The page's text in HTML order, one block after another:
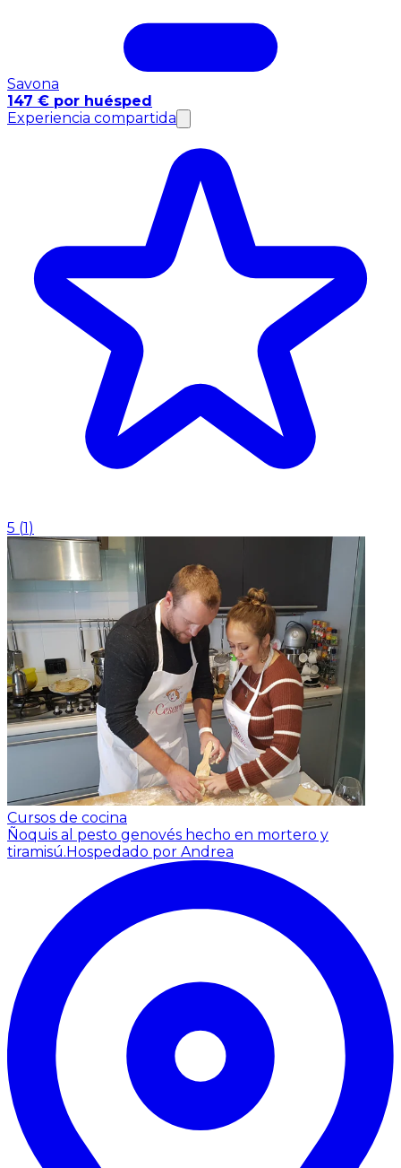
Savona
147 € por huésped
Experiencia compartida
5 (1 )
Cursos de cocina
Ñoquis al pesto genovés hecho en mortero y
tiramisú. Hospedado por Andrea